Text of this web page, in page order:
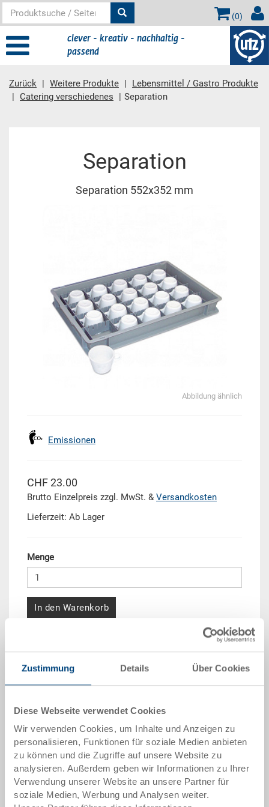
Zustimmung Details Über Cookies
Diese Webseite verwendet Cookies
Wir verwenden Cookies, um Inhalte und Anzeigen zu
personalisieren, Funktionen für soziale Medien anbieten
zu können und die Zugriffe auf unsere Website zu
analysieren. Außerdem geben wir Informationen zu Ihrer
Verwendung unserer Website an unsere Partner für
soziale Medien, Werbung und Analysen weiter.
(0)
clever - kreativ - nachhaltig -
passend
Zurück Weitere Produkte
Lebensmittel / Gastro Produkte
Catering verschiedenes
Separation
Separation
Separation 552x352 mm
Abbildung ähnlich
Emissionen
CHF 23.00
Brutto Einzelpreis zzgl. MwSt. & Versandkosten
Lieferzeit: Ab Lager
Menge
In den Warenkorb
ab 10 Stück CHF 20.70
ab 100 Stück CHF 17.25
ab 250 Stück CHF 14.95
Mengenstaffeln entsprechen Verpackungseinheiten.
Artikeldaten